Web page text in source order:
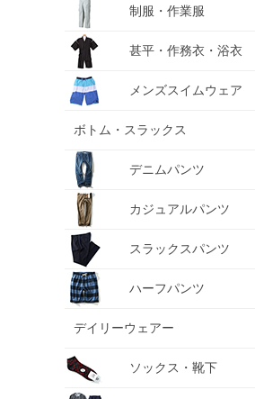
制服・作業服
甚平・作務衣・浴衣
メンズスイムウェア
ボトム・スラックス
デニムパンツ
カジュアルパンツ
スラックスパンツ
ハーフパンツ
デイリーウェアー
ソックス・靴下